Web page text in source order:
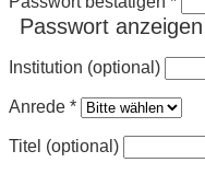
Passwort anzeigen
Institution (optional)
Anrede *
Titel (optional)